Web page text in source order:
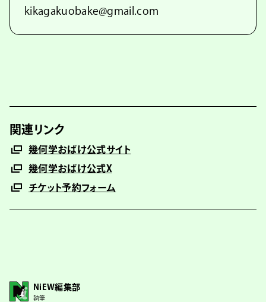
kikagakuobake@gmail.com
関連リンク
幾何学おばけ公式サイト
幾何学おばけ公式X
チケット予約フォーム
NiEW編集部
執筆